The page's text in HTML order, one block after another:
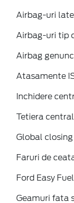
Airbag-uri
Airbag-uri tip
Airbag
Atasamente
Inchidere
Tetiera
Global closing
Faruri de
Ford Easy Fuel
Geamuri fata